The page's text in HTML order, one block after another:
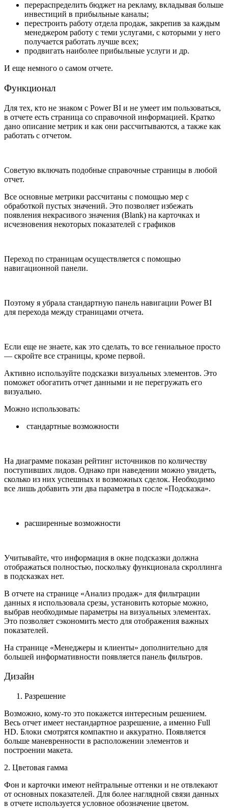
перераспределить бюджет на рекламу, вкладывая больше
инвестиций в прибыльные каналы;
перестроить работу отдела продаж, закрепив за каждым
менеджером работу с теми услугами, с которыми у него
получается работать лучше всех;
продвигать наиболее прибыльные услуги и др.
И еще немного о самом отчете.
Функционал
Для тех, кто не знаком с Power BI и не умеет им пользоваться,
в отчете есть страница со справочной информацией. Кратко
дано описание метрик и как они рассчитываются, а также как
работать с отчетом.
Советую включать подобные справочные страницы в любой
отчет.
Все основные метрики рассчитаны с помощью мер с
обработкой пустых значений. Это позволяет избежать
появления некрасивого значения (Blank) на карточках и
исчезновения некоторых показателей с графиков
Переход по страницам осуществляется с помощью
навигационной панели.
Поэтому я убрала стандартную панель навигации Power BI
для перехода между страницами отчета.
Если еще не знаете, как это сделать, то все гениальное просто
— скройте все страницы, кроме первой.
Активно используйте подсказки визуальных элементов. Это
поможет обогатить отчет данными и не перегружать его
визуально.
Можно использовать:
стандартные возможности
На диаграмме показан рейтинг источников по количеству
поступивших лидов. Однако при наведении можно увидеть,
сколько из них успешных и возможных сделок. Необходимо
все лишь добавить эти два параметра в после «Подсказка».
расширенные возможности
Учитывайте, что информация в окне подсказки должна
отображаться полностью, поскольку функционала скроллинга
в подсказках нет.
В отчете на странице «Анализ продаж» для фильтрации
данных я использовала срезы, установить которые можно,
выбрав необходимые параметры на визуальных элементах.
Это позволяет сэкономить место для отображения важных
показателей.
На странице «Менеджеры и клиенты» дополнительно для
большей информативности появляется панель фильтров.
Дизайн
Разрешение
Возможно, кому-то это покажется интересным решением.
Весь отчет имеет нестандартное разрешение, а именно Full
HD. Блоки смотрятся компактно и аккуратно. Появляется
больше маневренности в расположении элементов и
построении макета.
2. Цветовая гамма
Фон и карточки имеют нейтральные оттенки и не отвлекают
от основных показателей. Для более наглядной связи данных
в отчете используется условное обозначение цветом.